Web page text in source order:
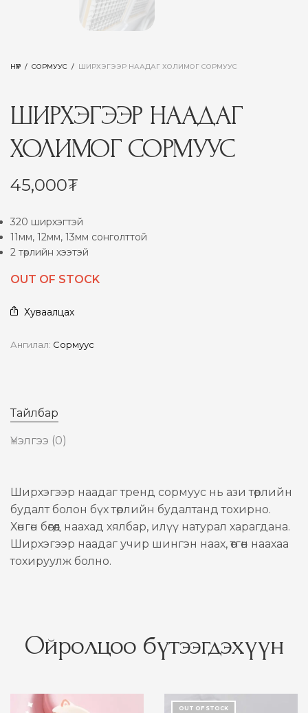
НҮҮР / СОРМУУС / ШИРХЭГЭЭР НААДАГ ХОЛИМОГ СОРМУУС
ШИРХЭГЭЭР НААДАГ
ХОЛИМОГ СОРМУУС
45,000₮
320 ширхэгтэй
11мм, 12мм, 13мм сонголттой
2 төрлийн хээтэй
OUT OF STOCK
Хуваалцах
Ангилал: Сормуус
Тайлбар
Үнэлгээ (0)
Ширхэгээр наадаг тренд сормуус нь ази төрлийн
будалт болон бүх төрлийн будалтанд тохирно.
Хөнгөн бөгөөд наахад хялбар, илүү натурал харагдана.
Ширхэгээр наадаг учир шингэн наах, өтгөн наахаа
тохируулж болно.
Ойролцоо бүтээгдэхүүн
OUT OF STOCK